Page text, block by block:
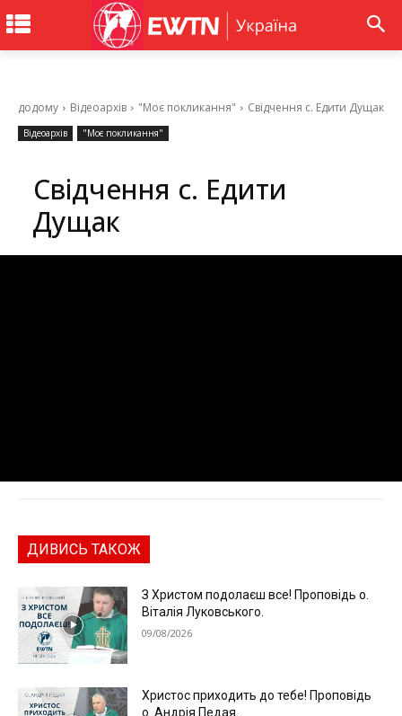
додому Відеоархів "Моє покликання" Свідчення с. Едити Дущак
Відеоархів "Моє покликання"
Свідчення с. Едити
Дущак
ДИВИСЬ ТАКОЖ
З Христом подолаєш все! Проповідь о.
Віталія Луковського.
09/08/2026
Христос приходить до тебе! Проповідь
о. Андрія Педая.